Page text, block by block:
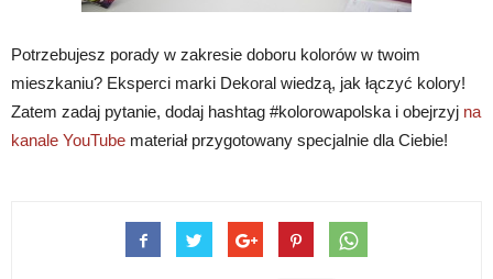
Potrzebujesz porady w zakresie doboru kolorów w twoim
mieszkaniu? Eksperci marki Dekoral wiedzą, jak łączyć kolory!
Zatem zadaj pytanie, dodaj hashtag #kolorowapolska i obejrzyj na
kanale YouTube materiał przygotowany specjalnie dla Ciebie!